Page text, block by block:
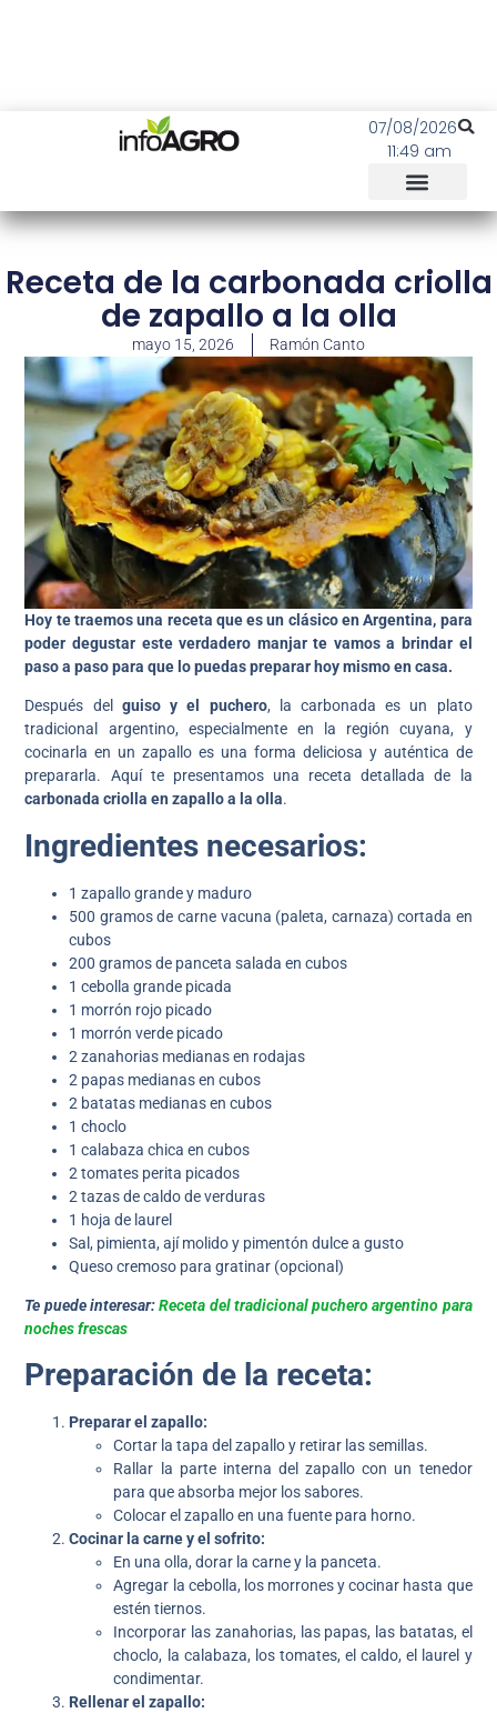
07/08/2026
11:49 am
Receta de la carbonada criolla
de zapallo a la olla
mayo 15, 2026 Ramón Canto
Hoy te traemos una receta que es un clásico en Argentina, para
poder degustar este verdadero manjar te vamos a brindar el
paso a paso para que lo puedas preparar hoy mismo en casa.
Después del guiso y el puchero, la carbonada es un plato
tradicional argentino, especialmente en la región cuyana, y
cocinarla en un zapallo es una forma deliciosa y auténtica de
prepararla. Aquí te presentamos una receta detallada de la
carbonada criolla en zapallo a la olla.
Ingredientes necesarios:
1 zapallo grande y maduro
500 gramos de carne vacuna (paleta, carnaza) cortada en
cubos
200 gramos de panceta salada en cubos
1 cebolla grande picada
1 morrón rojo picado
1 morrón verde picado
2 zanahorias medianas en rodajas
2 papas medianas en cubos
2 batatas medianas en cubos
1 choclo
1 calabaza chica en cubos
2 tomates perita picados
2 tazas de caldo de verduras
1 hoja de laurel
Sal, pimienta, ají molido y pimentón dulce a gusto
Queso cremoso para gratinar (opcional)
Te puede interesar:Receta del tradicional puchero argentino para
noches frescas
Preparación de la receta:
Preparar el zapallo:
Cortar la tapa del zapallo y retirar las semillas.
Rallar la parte interna del zapallo con un tenedor
para que absorba mejor los sabores.
Colocar el zapallo en una fuente para horno.
Cocinar la carne y el sofrito:
En una olla, dorar la carne y la panceta.
Agregar la cebolla, los morrones y cocinar hasta que
estén tiernos.
Incorporar las zanahorias, las papas, las batatas, el
choclo, la calabaza, los tomates, el caldo, el laurel y
condimentar.
Rellenar el zapallo: